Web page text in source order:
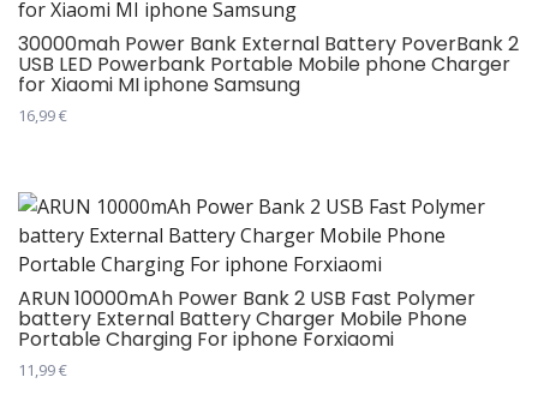
варијанти.
Опције
могу
бити
изабране
производа.
30000mah Power Bank External Battery PoverBank 2
USB LED Powerbank Portable Mobile phone Charger
for Xiaomi MI iphone Samsung
16,99€
има
више
варијанти.
Опције
могу
бити
изабране
ARUN 10000mAh Power Bank 2 USB Fast Polymer
battery External Battery Charger Mobile Phone
Portable Charging For iphone Forxiaomi
11,99€